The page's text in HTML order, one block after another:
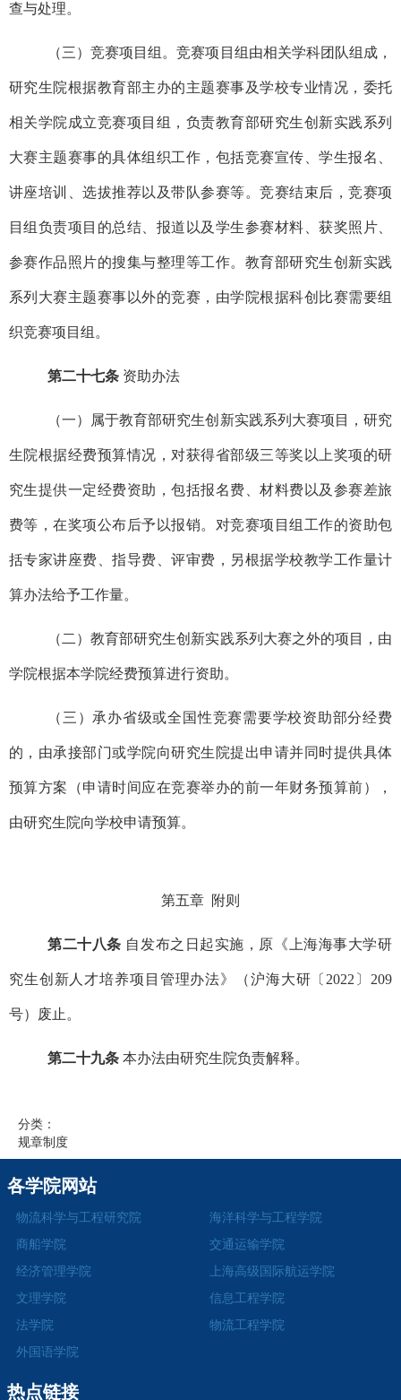
查与处理。
（三）竞赛项目组。竞赛项目组由相关学科团队组成，
研究生院根据教育部主办的主题赛事及学校专业情况，委托
相关学院成立竞赛项目组，负责教育部研究生创新实践系列
大赛主题赛事的具体组织工作，包括竞赛宣传、学生报名、
讲座培训、选拔推荐以及带队参赛等。竞赛结束后，竞赛项
目组负责项目的总结、报道以及学生参赛材料、获奖照片、
参赛作品照片的搜集与整理等工作。教育部研究生创新实践
系列大赛主题赛事以外的竞赛，由学院根据科创比赛需要组
织竞赛项目组。
第二十七条 资助办法
（一）属于教育部研究生创新实践系列大赛项目，研究
生院根据经费预算情况，对获得省部级三等奖以上奖项的研
究生提供一定经费资助，包括报名费、材料费以及参赛差旅
费等，在奖项公布后予以报销。对竞赛项目组工作的资助包
括专家讲座费、指导费、评审费，另根据学校教学工作量计
算办法给予工作量。
（二）教育部研究生创新实践系列大赛之外的项目，由
学院根据本学院经费预算进行资助。
（三）承办省级或全国性竞赛需要学校资助部分经费
的，由承接部门或学院向研究生院提出申请并同时提供具体
预算方案（申请时间应在竞赛举办的前一年财务预算前），
由研究生院向学校申请预算。
第五章 附则
第二十八条 自发布之日起实施，原《上海海事大学研
究生创新人才培养项目管理办法》（沪海大研〔2022〕209
号）废止。
第二十九条 本办法由研究生院负责解释。
分类：
规章制度
各学院网站
物流科学与工程研究院
海洋科学与工程学院
商船学院
交通运输学院
经济管理学院
上海高级国际航运学院
文理学院
信息工程学院
法学院
物流工程学院
外国语学院
热点链接